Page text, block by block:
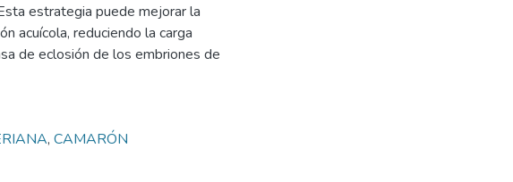
estrategia puede mejorar la
acuícola, reduciendo la carga
de eclosión de los embriones de
, CAMARÓN